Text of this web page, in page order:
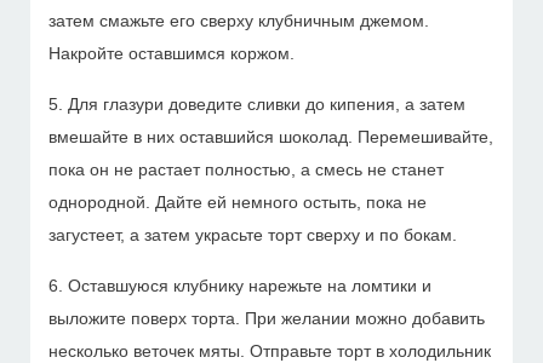
затем смажьте его сверху клубничным джемом.
Накройте оставшимся коржом.
5. Для глазури доведите сливки до кипения, а затем
вмешайте в них оставшийся шоколад. Перемешивайте,
пока он не растает полностью, а смесь не станет
однородной. Дайте ей немного остыть, пока не
загустеет, а затем украсьте торт сверху и по бокам.
6. Оставшуюся клубнику нарежьте на ломтики и
выложите поверх торта. При желании можно добавить
несколько веточек мяты. Отправьте торт в холодильник